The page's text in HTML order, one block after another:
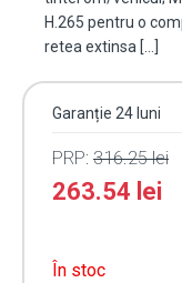
H.265 pentru o
retea extinsa […]
Garanție 24 luni
PRP: 316.25lei
263.54 lei
În stoc